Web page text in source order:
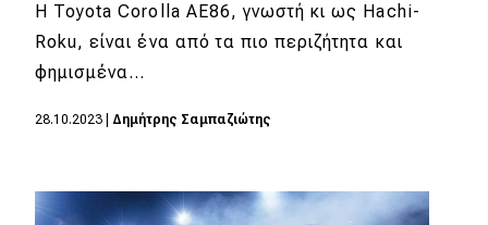
eDRIVE
DRIVE USED
Η Toyota Corolla AE86, γνωστή κι ως Hachi-
Roku, είναι ένα από τα πιο περιζήτητα και
φημισμένα…
28.10.2023 Δημήτρης Σαμπαζιώτης